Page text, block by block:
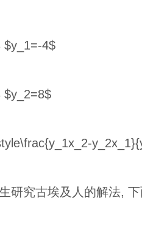
$y_1=-4$
$y_2=8$
研究古埃及人的解法,